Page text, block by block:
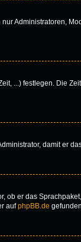
Administratoren,
...) festlegen. Die
damit er
ob er das
aufphpBB.de